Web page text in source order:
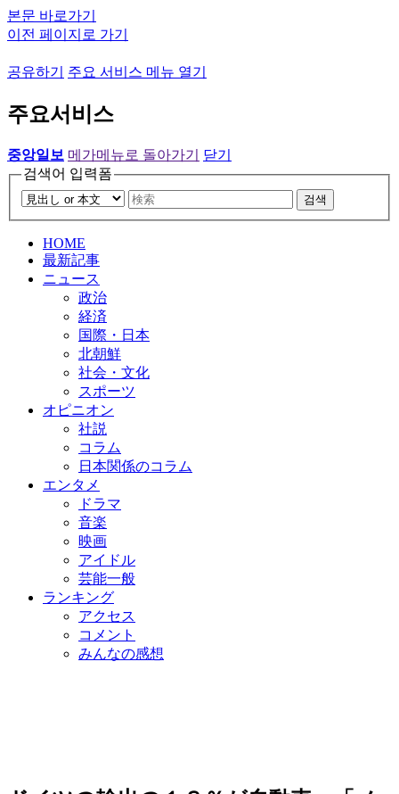
본문 바로가기
이전 페이지로 가기
공유하기 주요 서비스 메뉴 열기
주요서비스
중앙일보 메가메뉴로 돌아가기
닫기
검색어 입력폼
검색
HOME
最新記事
ニュース
政治
経済
国際・日本
北朝鮮
社会・文化
スポーツ
オピニオン
社説
コラム
日本関係のコラム
エンタメ
ドラマ
音楽
映画
アイドル
芸能一般
ランキング
アクセス
コメント
みんなの感想